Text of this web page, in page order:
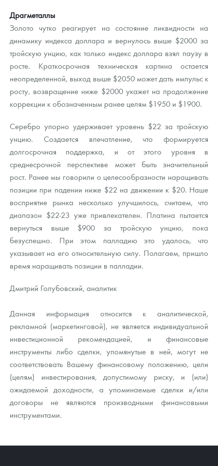
Драгметаллы
Золото чутко реагирует на состояние ликвидности на
динамику индекса доллара и вернулось выше $2000 за
тройскую унцию, как только индекс доллара взял паузу в
росте. Краткосрочная техническая картина остается
неопределенной, выход выше $2050 может дать импульс к
росту, возвращение ниже $2000 укажет на продолжение
коррекции к обозначенным ранее целям $1950 и $1900.
Серебро упорно удерживает уровень $22 за тройскую
унцию. Создается впечатление, что формируется
долгосрочная поддержка, и от этого уровня в
среднесрочной перспективе может быть значительный
рост. Ранее мы говорили о целесообразности наращивать
позиции при падении ниже $22 на движении к $20. Наше
восприятие рынка несколько улучшилось, считаем, что
диапазон $22-23 уже привлекателен. Платина пытается
вернуться выше $900 за тройскую унцию, пока
безуспешно. При этом палладию это удалось, что
указывает на его относительную силу. Полагаем, пришло
время наращивать позиции в палладии.
Дмитрий Голубовский, аналитик
Данная информация относится к аналитической,
рекламной (маркетинговой), не является индивидуальной
инвестиционной рекомендацией, и финансовые
инструменты либо сделки, упомянутые в ней, могут не
соответствовать Вашему финансовому положению, цели
(целям) инвестирования, допустимому риску, и (или)
ожидаемой доходности, а упоминаемые сделки и/или
договоры не являются производными финансовыми
инструментами.